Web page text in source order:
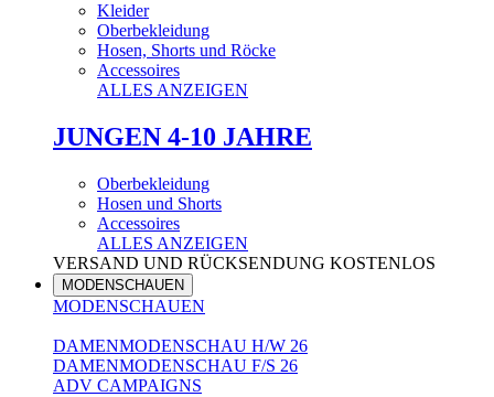
Kleider
Oberbekleidung
Hosen, Shorts und Röcke
Accessoires
ALLES ANZEIGEN
JUNGEN 4-10 JAHRE
Oberbekleidung
Hosen und Shorts
Accessoires
ALLES ANZEIGEN
VERSAND UND RÜCKSENDUNG KOSTENLOS
MODENSCHAUEN
MODENSCHAUEN
DAMENMODENSCHAU H/W 26
DAMENMODENSCHAU F/S 26
ADV CAMPAIGNS